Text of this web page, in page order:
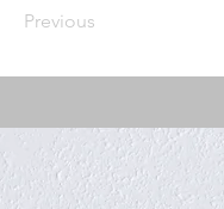
Previous